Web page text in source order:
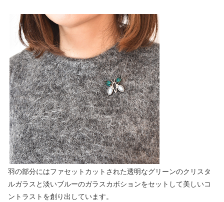
羽の部分にはファセットカットされた透明なグリーンのクリスタ
ルガラスと淡いブルーのガラスカボションをセットして美しいコ
ントラストを創り出しています。